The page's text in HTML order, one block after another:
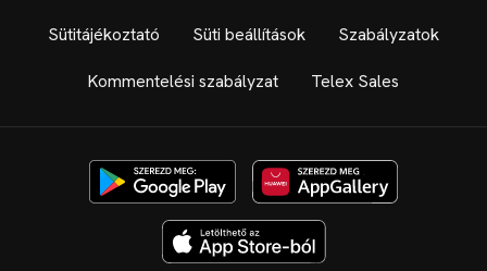
Sütitájékoztató Süti beállítások Szabályzatok
Kommentelési szabályzat Telex Sales